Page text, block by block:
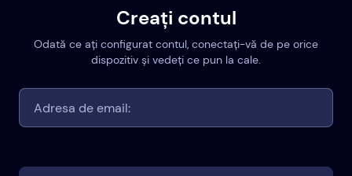
Creați contul
Odată ce ați configurat contul, conectați-vă de pe orice
dispozitiv și vedeți ce pun la cale.